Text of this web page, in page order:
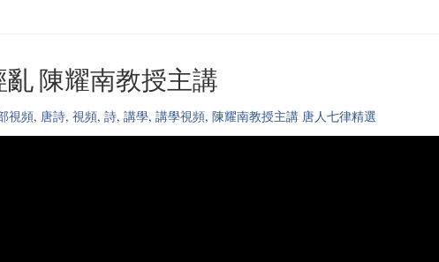
陳耀南教授主講
視頻, 唐詩, 視頻, 詩, 講學, 講學視頻, 陳耀南教授主講 唐人七律精選